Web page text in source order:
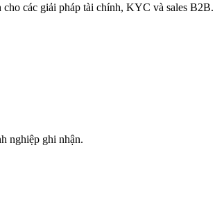
các giải pháp tài chính, KYC và sales B2B.
nghiệp ghi nhận.